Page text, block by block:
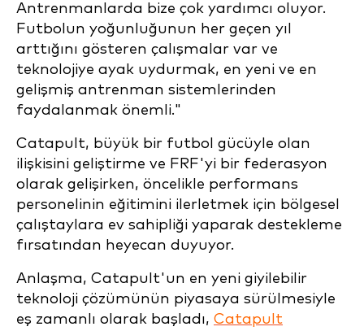
Antrenmanlarda bize çok yardımcı oluyor.
Futbolun yoğunluğunun her geçen yıl
arttığını gösteren çalışmalar var ve
teknolojiye ayak uydurmak, en yeni ve en
gelişmiş antrenman sistemlerinden
faydalanmak önemli."
Catapult, büyük bir futbol gücüyle olan
ilişkisini geliştirme ve FRF'yi bir federasyon
olarak gelişirken, öncelikle performans
personelinin eğitimini ilerletmek için bölgesel
çalıştaylara ev sahipliği yaparak destekleme
fırsatından heyecan duyuyor.
Anlaşma, Catapult'un en yeni giyilebilir
teknoloji çözümünün piyasaya sürülmesiyle
eş zamanlı olarak başladı, Catapult